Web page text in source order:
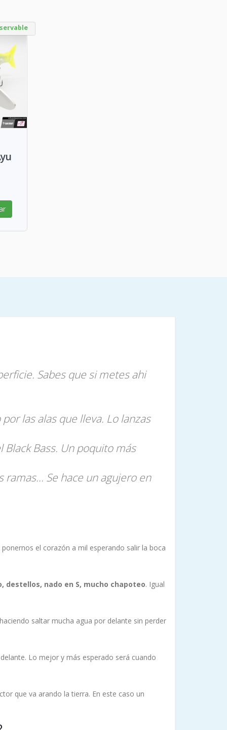
Sabes que si metes ahi
las alas que lleva. Lo lanzas
Bass. Un poquito más
Se hace un agujero en
el corazón a mil esperando salir la boca
destellos, nado en S, mucho chapoteo. Igual
saltar mucha agua por delante sin perder
Lo mejor y más esperado será cuando
que va arando la tierra. En este caso un